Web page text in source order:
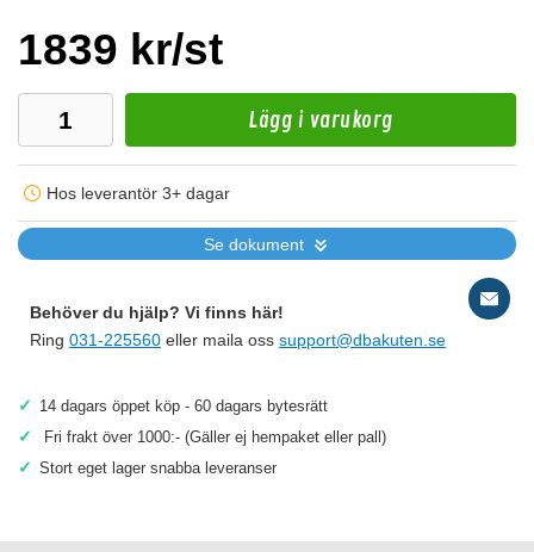
1839 kr/st
Lägg i varukorg
Hos leverantör 3+ dagar
Se dokument
Behöver du hjälp? Vi finns här!
Ring 031-225560 eller maila oss support@dbakuten.se
✓ 14 dagars öppet köp - 60 dagars bytesrätt
✓ Fri frakt över 1000:- (Gäller ej hempaket eller pall)
✓ Stort eget lager snabba leveranser